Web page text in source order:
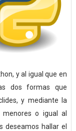
y al igual que en
dos formas que
y mediante la
o igual al
deseamos hallar el